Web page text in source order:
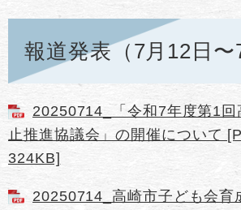
報道発表（7月12日〜
20250714_「令和7年度第1
止推進協議会」の開催について
324KB]
20250714_高崎市子ども会育